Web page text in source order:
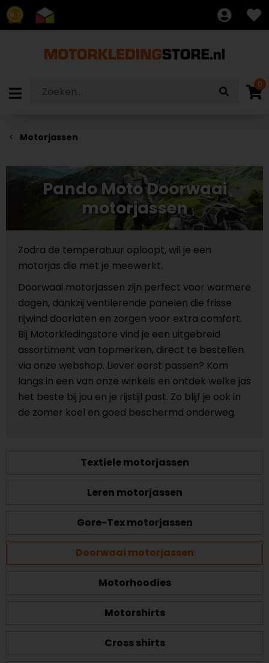
8.7
0
Motorjassen
Pando Moto Doorwaai
motorjassen
Zodra de temperatuur oploopt, wil je een
motorjas die met je meewerkt.
Doorwaai motorjassen zijn perfect voor warmere
dagen, dankzij ventilerende panelen die frisse
rijwind doorlaten en zorgen voor extra comfort.
Bij Motorkledingstore vind je een uitgebreid
assortiment van topmerken, direct te bestellen
via onze webshop. Liever eerst passen? Kom
langs in een van onze winkels en ontdek welke jas
het beste bij jou en je rijstijl past. Zo blijf je ook in
de zomer koel en goed beschermd onderweg.
Textiele motorjassen
Leren motorjassen
Gore-Tex motorjassen
Doorwaai motorjassen
Motorhoodies
Motorshirts
Cross shirts